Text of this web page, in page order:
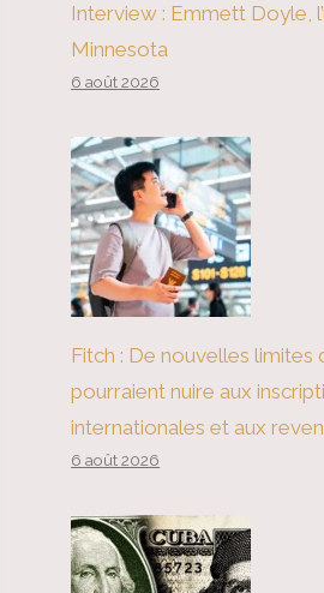
Interview : Emmett Doyle,
Minnesota
6 août 2026
Fitch : De nouvelles limites
pourraient nuire aux
internationales et aux
6 août 2026